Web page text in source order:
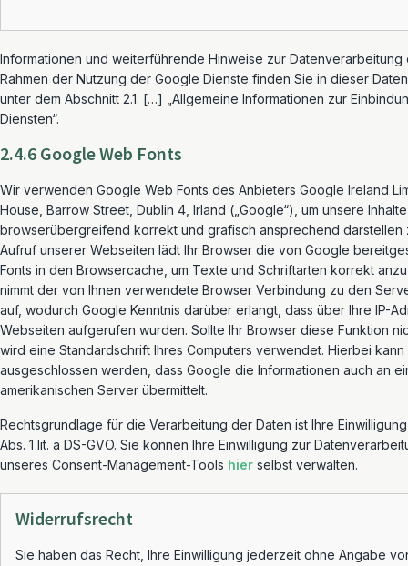
Informationen und weiterführende Hinweise zur Datenverarbeitung
Rahmen der Nutzung der Google Dienste finden Sie in dieser
unter dem Abschnitt 2.1. […] „Allgemeine Informationen zur
Diensten“.
2.4.6 Google Web Fonts
Wir verwenden Google Web Fonts des Anbieters Google Ireland
House, Barrow Street, Dublin 4, Irland („Google“), um unsere Inhalte
browserübergreifend korrekt und grafisch ansprechend darstellen
Aufruf unserer Webseiten lädt Ihr Browser die von Google
Fonts in den Browsercache, um Texte und Schriftarten korrekt
nimmt der von Ihnen verwendete Browser Verbindung zu den
auf, wodurch Google Kenntnis darüber erlangt, dass über Ihre IP-
Webseiten aufgerufen wurden. Sollte Ihr Browser diese Funktion
wird eine Standardschrift Ihres Computers verwendet. Hierbei kann
ausgeschlossen werden, dass Google die Informationen auch an
amerikanischen Server übermittelt.
Rechtsgrundlage für die Verarbeitung der Daten ist Ihre
Abs. 1 lit. a DS-GVO. Sie können Ihre Einwilligung zur
unseres Consent-Management-Tools hier selbst verwalten.
Widerrufsrecht
Sie haben das Recht, Ihre Einwilligung jederzeit ohne Angabe